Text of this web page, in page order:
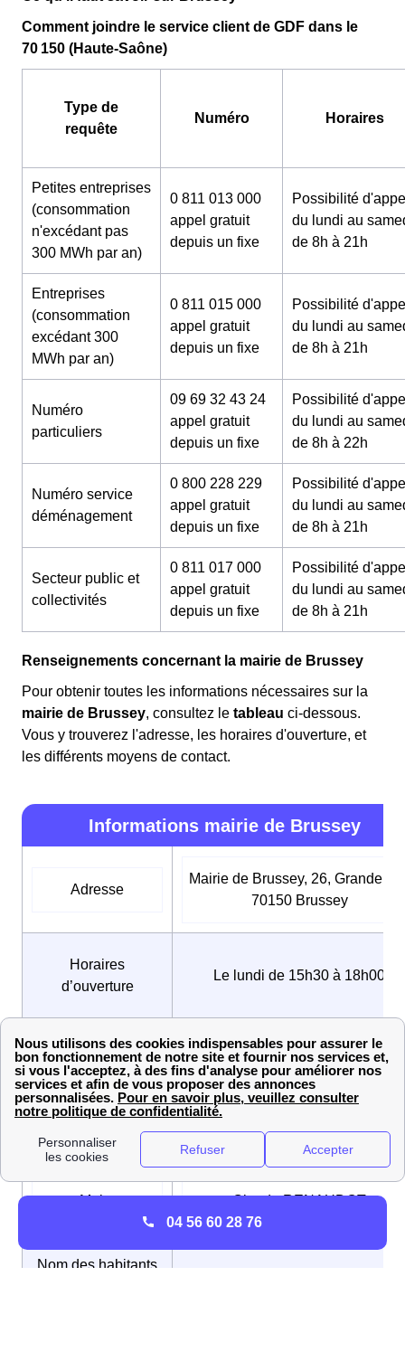
Comment joindre le service client de GDF dans le
70 150 (Haute-Saône)
Type de
requête
Numéro Horaires
Petites entreprises
(consommation
n'excédant pas
300 MWh par an)
0 811 013 000
appel gratuit
depuis un fixe
Possibilité
du lundi au
de 8h à 21h
Entreprises
(consommation
excédant 300
MWh par an)
0 811 015 000
appel gratuit
depuis un fixe
Possibilité
du lundi au
de 8h à 21h
Numéro
particuliers
09 69 32 43 24
appel gratuit
depuis un fixe
Possibilité
du lundi au
de 8h à 22h
Numéro service
déménagement
0 800 228 229
appel gratuit
depuis un fixe
Possibilité
du lundi au
de 8h à 21h
Secteur public et
collectivités
0 811 017 000
appel gratuit
depuis un fixe
Possibilité
du lundi au
de 8h à 21h
Renseignements concernant la mairie de Brussey
Pour obtenir toutes les informations nécessaires sur la
mairie de Brussey, consultez le tableau ci-dessous.
Vous y trouverez l'adresse, les horaires d'ouverture, et
les différents moyens de contact.
Informations mairie de Brussey
Adresse
Mairie de Brussey, 26, Grande
70150 Brussey
Horaires
d’ouverture
Le lundi de 15h30 à 18h00
Numéro de
téléphone
03 84 31 79 57
Adresse mail mairiebrussey@wanadoo.fr
Maire Claude RENAUDOT
Nom des habitants
04 56 60 28 76